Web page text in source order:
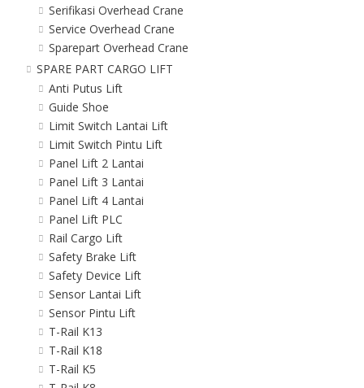
Serifikasi Overhead Crane
Service Overhead Crane
Sparepart Overhead Crane
SPARE PART CARGO LIFT
Anti Putus Lift
Guide Shoe
Limit Switch Lantai Lift
Limit Switch Pintu Lift
Panel Lift 2 Lantai
Panel Lift 3 Lantai
Panel Lift 4 Lantai
Panel Lift PLC
Rail Cargo Lift
Safety Brake Lift
Safety Device Lift
Sensor Lantai Lift
Sensor Pintu Lift
T-Rail K13
T-Rail K18
T-Rail K5